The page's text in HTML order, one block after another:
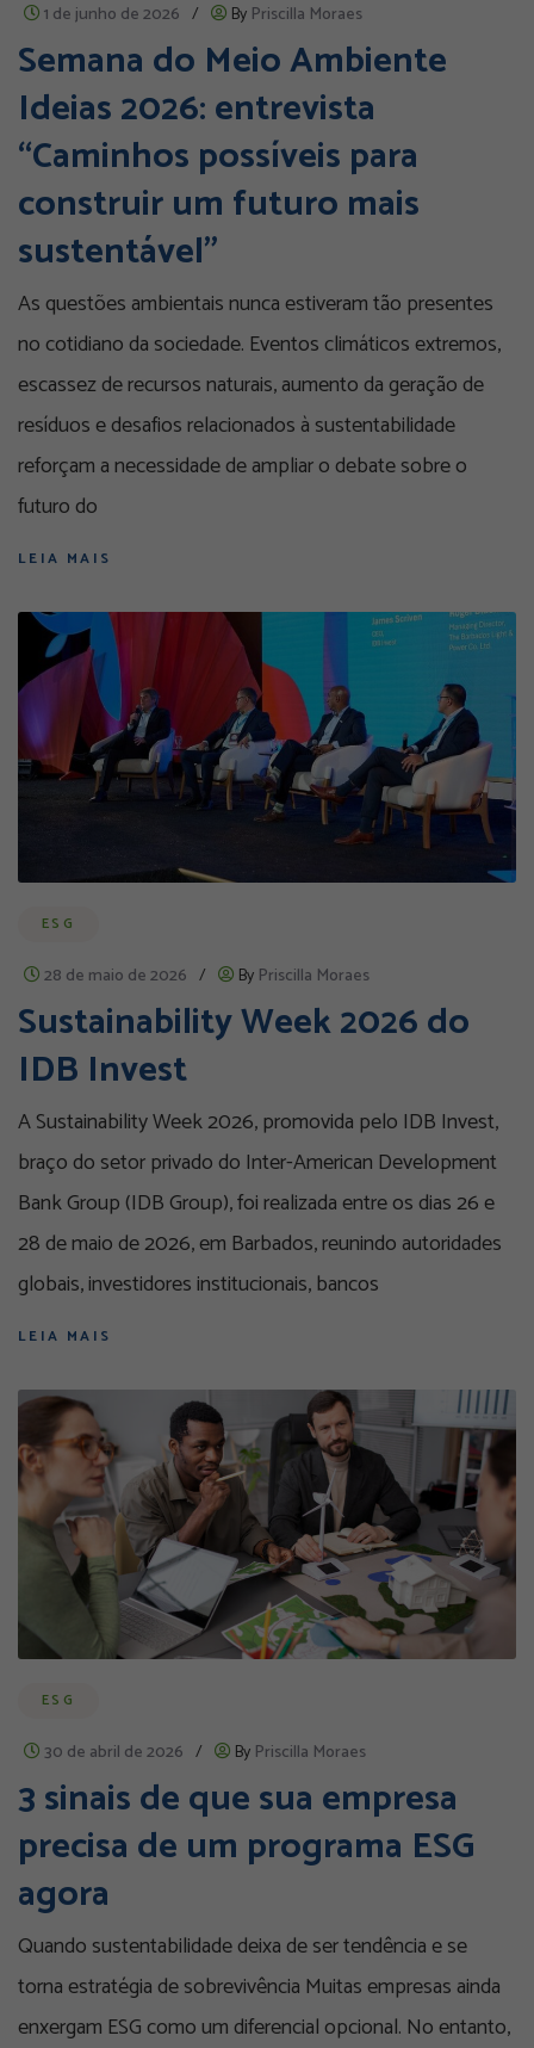
1 de junho de 2026 / By Priscilla Moraes
Semana do Meio Ambiente
Ideias 2026: entrevista
“Caminhos possíveis para
construir um futuro mais
sustentável”
As questões ambientais nunca estiveram tão presentes
no cotidiano da sociedade. Eventos climáticos extremos,
escassez de recursos naturais, aumento da geração de
resíduos e desafios relacionados à sustentabilidade
reforçam a necessidade de ampliar o debate sobre o
futuro do
LEIA MAIS
ESG
28 de maio de 2026 / By Priscilla Moraes
Sustainability Week 2026 do
IDB Invest
A Sustainability Week 2026, promovida pelo IDB Invest,
braço do setor privado do Inter-American Development
Bank Group (IDB Group), foi realizada entre os dias 26 e
28 de maio de 2026, em Barbados, reunindo autoridades
globais, investidores institucionais, bancos
LEIA MAIS
ESG
30 de abril de 2026 / By Priscilla Moraes
3 sinais de que sua empresa
precisa de um programa ESG
agora
Quando sustentabilidade deixa de ser tendência e se
torna estratégia de sobrevivência Muitas empresas ainda
enxergam ESG como um diferencial opcional. No entanto,